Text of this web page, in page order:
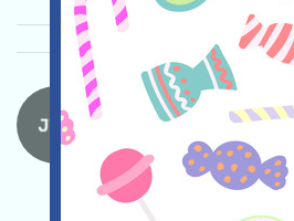
JTX-Waitlist 语言：
JTX正在進行Waitlist活
交易平臺，自行儘調，確
Waitlist，邀请获得更多
認！